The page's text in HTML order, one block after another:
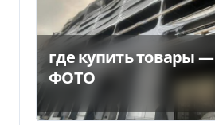
где купить товары —
ФОТО